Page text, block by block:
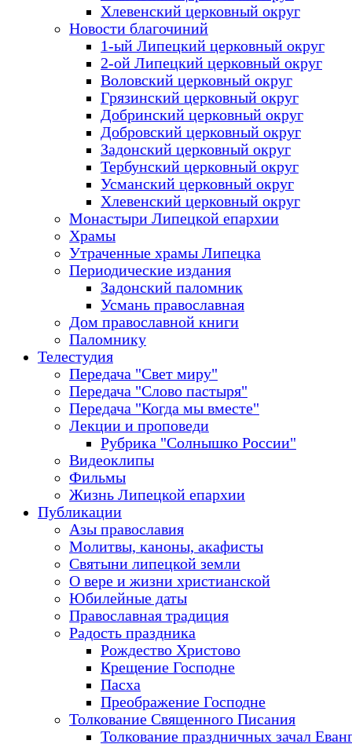
Хлевенский церковный округ
Новости благочиний
1-ый Липецкий церковный округ
2-ой Липецкий церковный округ
Воловский церковный округ
Грязинский церковный округ
Добринский церковный округ
Добровский церковный округ
Задонский церковный округ
Тербунский церковный округ
Усманский церковный округ
Хлевенский церковный округ
Монастыри Липецкой епархии
Храмы
Утраченные храмы Липецка
Периодические издания
Задонский паломник
Усмань православная
Дом православной книги
Паломнику
Телестудия
Передача "Свет миру"
Передача "Слово пастыря"
Передача "Когда мы вместе"
Лекции и проповеди
Рубрика "Солнышко России"
Видеоклипы
Фильмы
Жизнь Липецкой епархии
Публикации
Азы православия
Молитвы, каноны, акафисты
Святыни липецкой земли
О вере и жизни христианской
Юбилейные даты
Православная традиция
Радость праздника
Рождество Христово
Крещение Господне
Пасха
Преображение Господне
Толкование Священного Писания
Толкование праздничных зачал